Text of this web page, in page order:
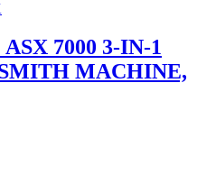
7000 3-IN-1
MACHINE,